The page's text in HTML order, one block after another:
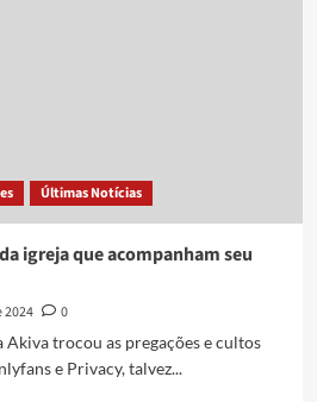
Últimas Notícias
igreja que acompanham seu
2024
0
Akiva trocou as pregações e cultos
e Privacy, talvez...